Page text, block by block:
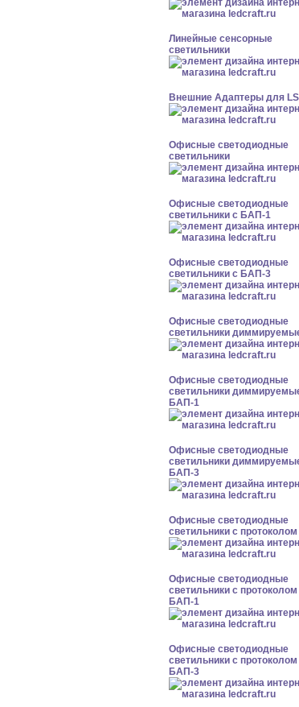
Линейные сенсорные
светильники
Внешние Адаптеры для
Офисные светодиодные
светильники
Офисные светодиодные
светильники с БАП-1
Офисные светодиодные
светильники с БАП-3
Офисные светодиодные
светильники
Офисные светодиодные
светильники
БАП-1
Офисные светодиодные
светильники
БАП-3
Офисные светодиодные
светильники с протоколом
Офисные светодиодные
светильники с протоколом
БАП-1
Офисные светодиодные
светильники с протоколом
БАП-3